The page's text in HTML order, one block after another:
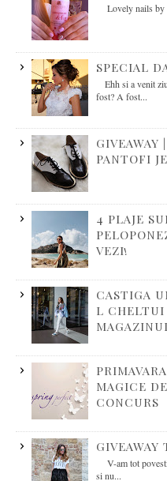
Lovely nails
SPECIAL
Ehh si a venit
fost? A fost...
GIVEAWAY
PANTOFI
4 PLAJE
VEZI!
CASTIGA
L
MAGICE
CONCURS
V-am tot
si nu...